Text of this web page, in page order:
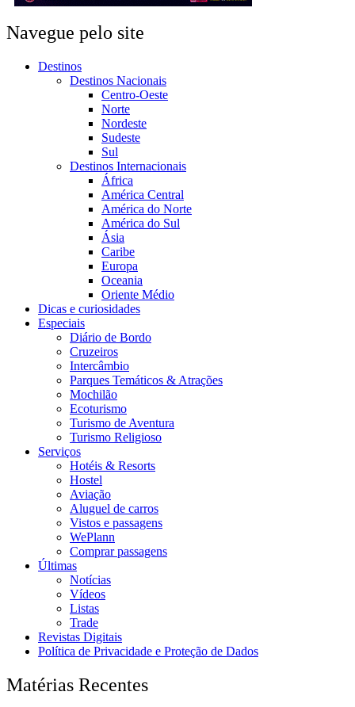
Navegue pelo site
Destinos
Destinos Nacionais
Centro-Oeste
Norte
Nordeste
Sudeste
Sul
Destinos Internacionais
África
América Central
América do Norte
América do Sul
Ásia
Caribe
Europa
Oceania
Oriente Médio
Dicas e curiosidades
Especiais
Diário de Bordo
Cruzeiros
Intercâmbio
Parques Temáticos & Atrações
Mochilão
Ecoturismo
Turismo de Aventura
Turismo Religioso
Serviços
Hotéis & Resorts
Hostel
Aviação
Aluguel de carros
Vistos e passagens
WePlann
Comprar passagens
Últimas
Notícias
Vídeos
Listas
Trade
Revistas Digitais
Política de Privacidade e Proteção de Dados
Matérias Recentes